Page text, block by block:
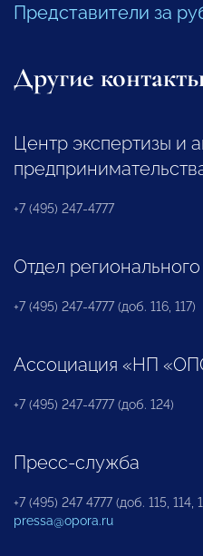
Представители за
Другие
Центр экспертизы и
+7 (495) 247-4777
Отдел регионального
+7 (495) 247-4777 (доб. 116, 117)
Ассоциация «НП
+7 (495) 247-4777 (доб. 124)
Пресс-служба
+7 (495) 247 4777 (доб. 115, 114,
pressa@opora.ru